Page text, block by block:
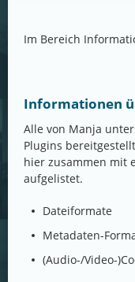
Im Bereich
Informationen
Alle von Manja
Plugins
hier zusammen mit
aufgelistet.
Dateiformate
Metadaten-
(Audio-/Video-